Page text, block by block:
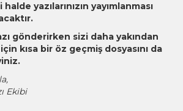
yazılarınızın yayımlanması
gönderirken sizi daha yakından
kısa bir öz geçmiş dosyasını da
Ekibi